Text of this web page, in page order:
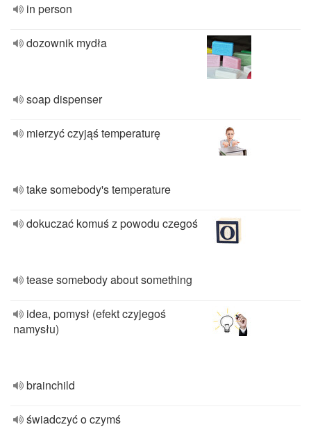
in person
dozownik mydła
soap dispenser
mierzyć czyjąś temperaturę
take somebody's temperature
dokuczać komuś z powodu czegoś
tease somebody about something
idea, pomysł (efekt czyjegoś
namysłu)
brainchild
świadczyć o czymś